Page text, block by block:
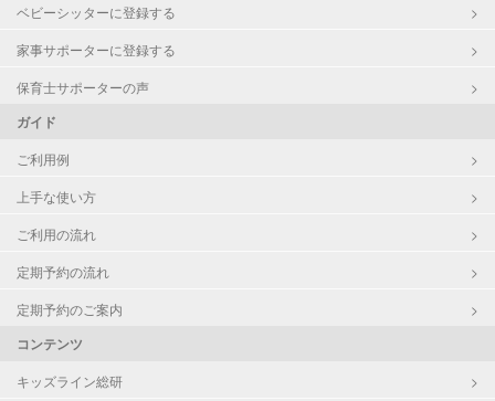
ベビーシッターに登録する
家事サポーターに登録する
保育士サポーターの声
ガイド
ご利用例
上手な使い方
ご利用の流れ
定期予約の流れ
定期予約のご案内
コンテンツ
キッズライン総研